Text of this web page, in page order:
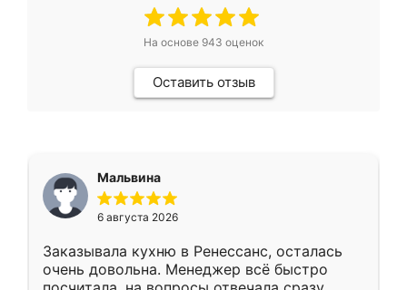
На основе 943 оценок
Оставить отзыв
Мальвина
6 августа 2026
Заказывала кухню в Ренессанс, осталась
очень довольна. Менеджер всё быстро